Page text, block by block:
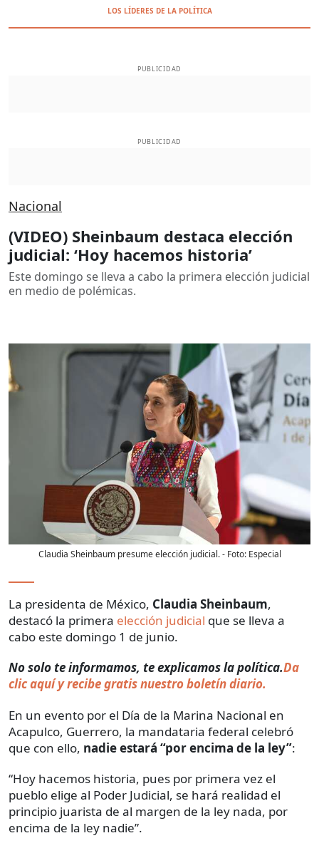
LOS LÍDERES DE LA POLÍTICA
PUBLICIDAD
PUBLICIDAD
Nacional
(VIDEO) Sheinbaum destaca elección
judicial: ‘Hoy hacemos historia’
Este domingo se lleva a cabo la primera elección judicial
en medio de polémicas.
Claudia Sheinbaum presume elección judicial.- Foto: Especial
La presidenta de México, Claudia Sheinbaum,
destacó la primera elección judicial que se lleva a
cabo este domingo 1 de junio.
No solo te informamos, te explicamos la política.Da
clic aquí y recibe gratis nuestro boletín diario.
En un evento por el Día de la Marina Nacional en
Acapulco, Guerrero, la mandataria federal celebró
que con ello, nadie estará “por encima de la ley”:
“Hoy hacemos historia, pues por primera vez el
pueblo elige al Poder Judicial, se hará realidad el
principio juarista de al margen de la ley nada, por
encima de la ley nadie”.